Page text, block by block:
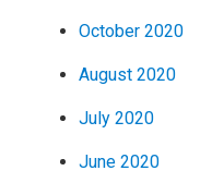
October 2020
August 2020
July 2020
June 2020